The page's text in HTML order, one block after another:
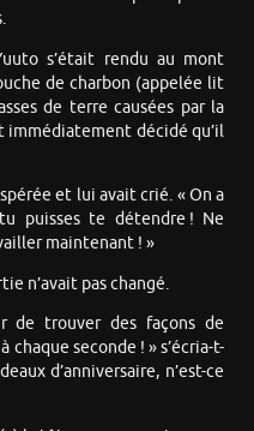
s’était rendu au mont
de charbon (appelée lit
de terre causées par la
immédiatement décidé qu’il
et lui avait crié. « On a
puisses te détendre ! Ne
maintenant ! »
n’avait pas changé.
de trouver des façons de
seconde ! » s’écria-t-
d’anniversaire, n’est-ce